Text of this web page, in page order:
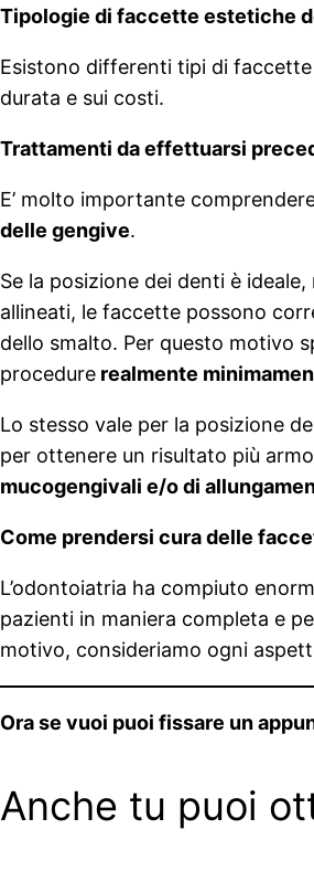
Tipologie di faccette estetiche
Esistono differenti tipi di
durata e sui costi.
Trattamenti da effettuarsi
E’ molto importante
delle gengive.
Se la posizione dei denti è
allineati, le faccette possono
dello smalto. Per questo motivo
procedure realmente
Lo stesso vale per la posizione
per ottenere un risultato più
mucogengivali e/o di
Come prendersi cura delle
L’odontoiatria ha compiuto
pazienti in maniera completa e
motivo, consideriamo ogni
Ora se vuoi puoi fissare un
Anche tu puoi